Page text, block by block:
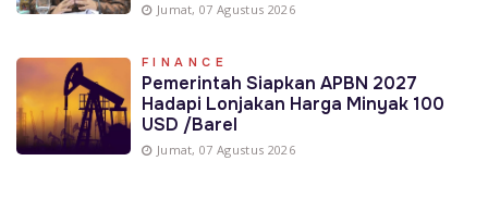
Jumat, 07 Agustus 2026
FINANCE
Pemerintah Siapkan APBN 2027
Hadapi Lonjakan Harga Minyak 100
USD /Barel
Jumat, 07 Agustus 2026